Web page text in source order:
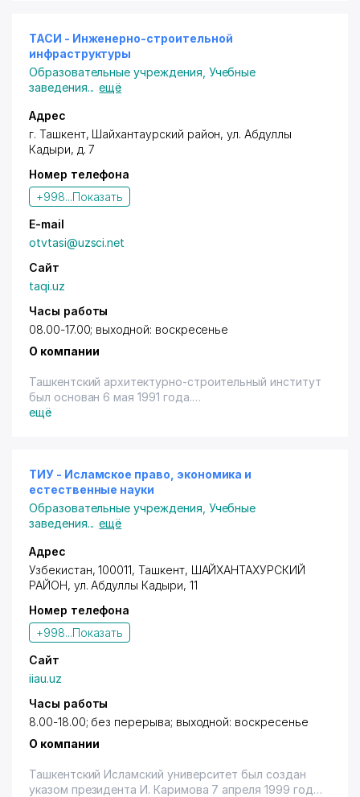
ТАСИ - Инженерно-строительной
инфраструктуры
Образовательные учреждения Учебные
заведения... ещё
Адрес
г. Ташкент, Шайхантаурский район,ул. Абдуллы
Кадыри, д. 7
Номер телефона
+998...Показать
E-mail
otvtasi@uzsci.net
Сайт
taqi.uz
Часы работы
08.00-17.00; выходной: воскресенье
О компании
Ташкентский архитектурно-строительный институт
был основан 6 мая 1991 года.
Институт включает 4 факультета:
- Управление строительством.
Перечень документов для поступления:
- заявление с указанием направления образования,
языка и формы обучения;
- документ о среднем или среднем специальном
образовании (подлинник);
- медицинская справка 086/У;
- копия паспорта;
- фото 3 x 4 6 шт.;
- подлинник документа, дающего победителям
международных и республиканских олимпиад,
конкурсов и соревнований право поступления на
учёбу на внеконкурсной основе;
- рекомендация воинской части для абитуриентов,
окончивших срочную военную службу.
Документы принимаются с 20 июня по 20 июля.
Имеются подготовительные курсы, общежития,
возможность зарубежной стажировки в Германии
(Берлинский технический университет, университет
Телефон для справок по подготовительным курсам:
241-10-97, 241-10-84
ещё
ТИУ - Исламское право, экономика и
естественные науки
Образовательные учреждения Учебные
заведения... ещё
Адрес
Узбекистан, 100011, Ташкент, ШАЙХАНТАХУРСКИЙ
РАЙОН, ул. Абдуллы Кадыри, 11
Номер телефона
+998...Показать
Сайт
iiau.uz
Часы работы
8.00-18.00; без перерыва; выходной: воскресенье
О компании
Ташкентский Исламский университет был создан
указом президента И. Каримова 7 апреля 1999 года